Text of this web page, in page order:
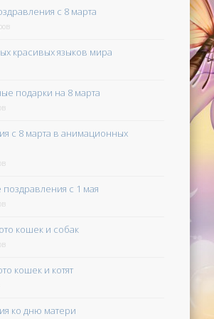
с 8 марта
красивых языков мира
подарки на 8 марта
с 8 марта в анимационных
с 1 мая
кошек и собак
кошек и котят
ко дню матери